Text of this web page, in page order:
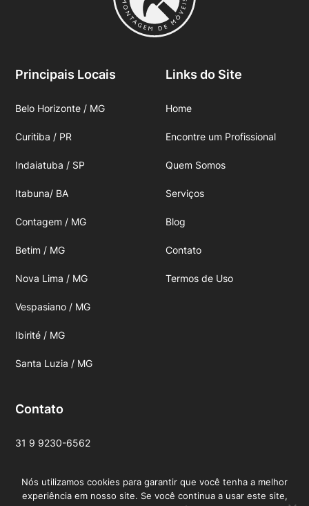
Principais Locais
Belo Horizonte / MG
Curitiba / PR
Indaiatuba / SP
Itabuna/ BA
Contagem / MG
Betim / MG
Nova Lima / MG
Vespasiano / MG
Ibirité / MG
Santa Luzia / MG
Links do Site
Home
Encontre um Profissional
Quem Somos
Serviços
Blog
Contato
Termos de Uso
Contato
31 9 9230-6562
Nós utilizamos cookies para garantir que você tenha a melhor
experiência em nosso site. Se você continua a usar este site,